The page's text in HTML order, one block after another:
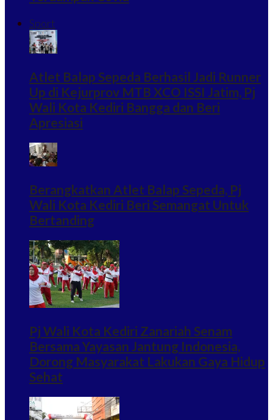
Sport
Atlet Balap Sepeda Berhasil Jadi Runner
Up di Kejurprov MTB XCO ISSI Jatim, Pj
Wali Kota Kediri Bangga dan Beri
Apresiasi
Berangkatkan Atlet Balap Sepeda, Pj
Wali Kota Kediri Beri Semangat Untuk
Bertanding
Pj Wali Kota Kediri Zanariah Senam
Bersama Yayasan Jantung Indonesia,
Dorong Masyarakat Lakukan Gaya Hidup
Sehat